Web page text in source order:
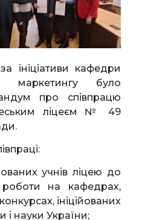
ініціативи кафедри
маркетингу було
про співпрацю
ліцеєм № 49
учнів ліцею до
роботи на кафедрах,
ініційованих
і науки України;